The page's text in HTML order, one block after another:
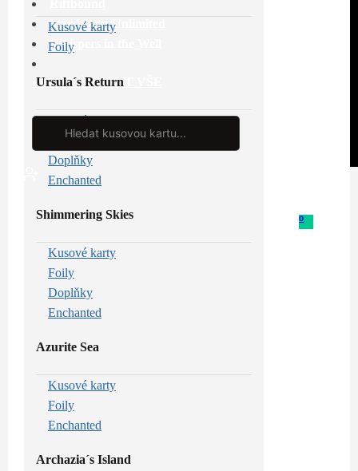
Star Wars: Unlimited
Whispers in the Well
PROHLÉDNOUT VŠE
Search
0
Kusové karty
Foily
Ursula´s Return
Kusové karty
Foily
Doplňky
Enchanted
Shimmering Skies
Kusové karty
Foily
Doplňky
Enchanted
Azurite Sea
Kusové karty
Foily
Enchanted
Archazia´s Island